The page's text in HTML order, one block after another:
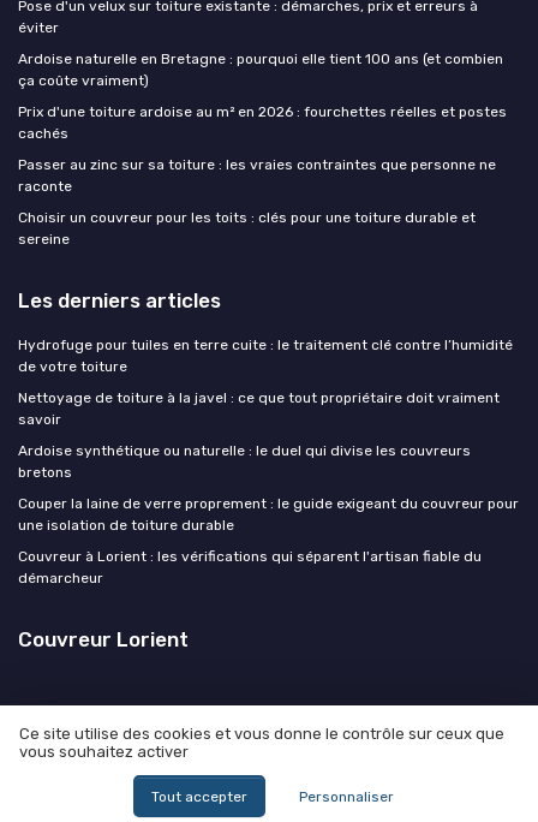
Pose d'un velux sur toiture existante : démarches, prix et erreurs à
éviter
Ardoise naturelle en Bretagne : pourquoi elle tient 100 ans (et combien
ça coûte vraiment)
Prix d'une toiture ardoise au m² en 2026 : fourchettes réelles et postes
cachés
Passer au zinc sur sa toiture : les vraies contraintes que personne ne
raconte
Choisir un couvreur pour les toits : clés pour une toiture durable et
sereine
Les derniers articles
Hydrofuge pour tuiles en terre cuite : le traitement clé contre l’humidité
de votre toiture
Nettoyage de toiture à la javel : ce que tout propriétaire doit vraiment
savoir
Ardoise synthétique ou naturelle : le duel qui divise les couvreurs
bretons
Couper la laine de verre proprement : le guide exigeant du couvreur pour
une isolation de toiture durable
Couvreur à Lorient : les vérifications qui séparent l'artisan fiable du
démarcheur
Couvreur Lorient
Mentions légales
© Couvreur Lorient 2026
Ce site utilise des cookies et vous donne le contrôle sur ceux que
vous souhaitez activer
Tout accepter Personnaliser